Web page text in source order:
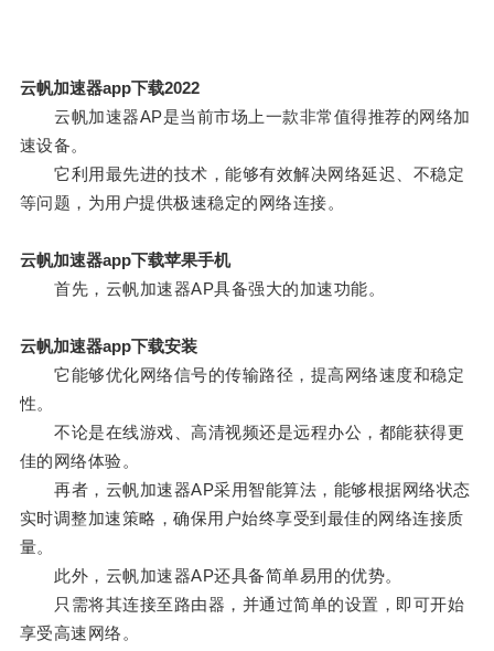
云帆加速器app下载2022
云帆加速器AP是当前市场上一款非常值得推荐的网络加
速设备。
它利用最先进的技术，能够有效解决网络延迟、不稳定
等问题，为用户提供极速稳定的网络连接。
云帆加速器app下载苹果手机
首先，云帆加速器AP具备强大的加速功能。
云帆加速器app下载安装
它能够优化网络信号的传输路径，提高网络速度和稳定
性。
不论是在线游戏、高清视频还是远程办公，都能获得更
佳的网络体验。
再者，云帆加速器AP采用智能算法，能够根据网络状态
实时调整加速策略，确保用户始终享受到最佳的网络连接质
量。
此外，云帆加速器AP还具备简单易用的优势。
只需将其连接至路由器，并通过简单的设置，即可开始
享受高速网络。